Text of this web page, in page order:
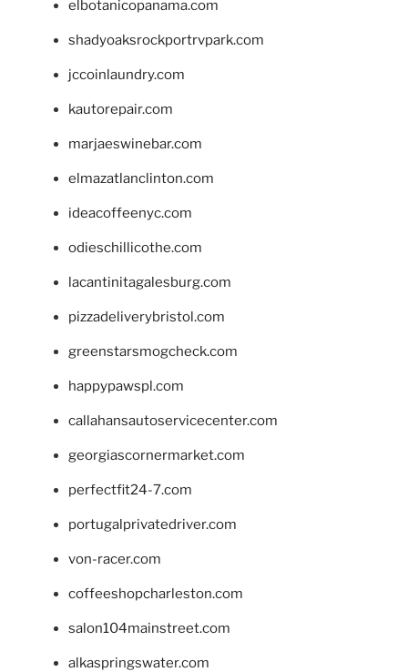
elbotanicopanama.com
shadyoaksrockportrvpark.com
jccoinlaundry.com
kautorepair.com
marjaeswinebar.com
elmazatlanclinton.com
ideacoffeenyc.com
odieschillicothe.com
lacantinitagalesburg.com
pizzadeliverybristol.com
greenstarsmogcheck.com
happypawspl.com
callahansautoservicecenter.com
georgiascornermarket.com
perfectfit24-7.com
portugalprivatedriver.com
von-racer.com
coffeeshopcharleston.com
salon104mainstreet.com
alkaspringswater.com